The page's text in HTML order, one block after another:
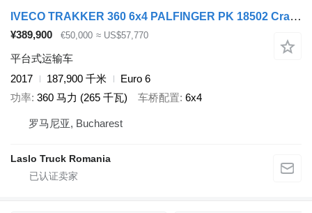
IVECO TRAKKER 360 6x4 PALFINGER PK 18502 Crane Rotato
¥389,900 €50,000 ≈ US$57,770
平台式运输车
2017
187,900 千米
Euro 6
功率 360 马力 (265 千瓦) 车桥配置 6x4
罗马尼亚, Bucharest
Laslo Truck Romania